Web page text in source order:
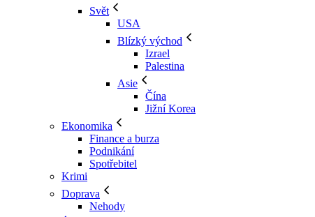
Svět
USA
Blízký východ
Izrael
Palestina
Asie
Čína
Jižní Korea
Ekonomika
Finance a burza
Podnikání
Spotřebitel
Krimi
Doprava
Nehody